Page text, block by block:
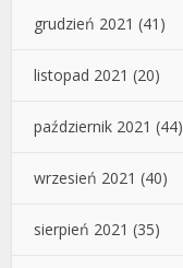
grudzień 2021 (41)
listopad 2021 (20)
październik 2021 (44)
wrzesień 2021 (40)
sierpień 2021 (35)